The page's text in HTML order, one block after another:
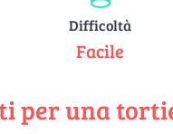
Difficoltà
Facile
per una